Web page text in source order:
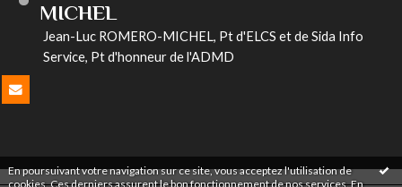
En poursuivant votre navigation sur ce site, vous acceptez l'utilisation de
cookies. Ces derniers assurent le bon fonctionnement de nos services.En
MICHEL
Jean-Luc ROMERO-MICHEL, Pt d'ELCS et de Sida Info
Service, Pt d'honneur de l'ADMD